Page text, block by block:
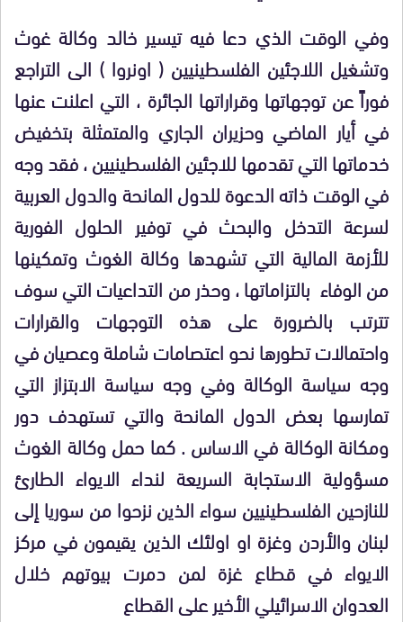
وفي الوقت الذي دعا فيه تيسير خالد وكالة غوث
وتشغيل اللاجئين الفلسطينيين ( اونروا ) الى التراجع
فوراً عن توجهاتها وقراراتها الجائرة ، التي اعلنت عنها
في أيار الماضي وحزيران الجاري والمتمثلة بتخفيض
خدماتها التي تقدمها للاجئين الفلسطينيين ، فقد وجه
في الوقت ذاته الدعوة للدول المانحة والدول العربية
لسرعة التدخل والبحث في توفير الحلول الفورية
للأزمة المالية التي تشهدها وكالة الغوث وتمكينها
من الوفاء بالتزاماتها ، وحذر من التداعيات التي سوف
تترتب بالضرورة على هذه التوجهات والقرارات
واحتمالات تطورها نحو اعتصامات شاملة وعصيان في
وجه سياسة الوكالة وفي وجه سياسة الابتزاز التي
تمارسها بعض الدول المانحة والتي تستهدف دور
ومكانة الوكالة في الاساس . كما حمل وكالة الغوث
مسؤولية الاستجابة السريعة لنداء الايواء الطارئ
للنازحين الفلسطينيين سواء الذين نزحوا من سوريا إلى
لبنان والأردن وغزة او اولئك الذين يقيمون في مركز
الايواء في قطاع غزة لمن دمرت بيوتهم خلال
العدوان الاسرائيلي الأخير على القطاع